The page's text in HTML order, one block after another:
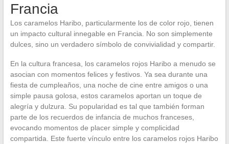
Francia
Los caramelos Haribo, particularmente los de color rojo, tienen
un impacto cultural innegable en Francia. No son simplemente
dulces, sino un verdadero símbolo de convivialidad y compartir.
En la cultura francesa, los caramelos rojos Haribo a menudo se
asocian con momentos felices y festivos. Ya sea durante una
fiesta de cumpleaños, una noche de cine entre amigos o una
simple pausa golosa, estos caramelos aportan un toque de
alegría y dulzura. Su popularidad es tal que también forman
parte de los recuerdos de infancia de muchos franceses,
evocando momentos de placer simple y complicidad
compartida. Este fuerte vínculo entre los caramelos rojos Haribo